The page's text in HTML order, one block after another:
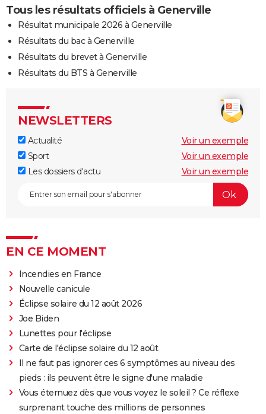
Tous les résultats officiels à Generville
Résultat municipale 2026 à Generville
Résultats du bac à Generville
Résultats du brevet à Generville
Résultats du BTS à Generville
NEWSLETTERS
Actualité
Voir un exemple
Sport
Voir un exemple
Les dossiers d'actu
Voir un exemple
EN CE MOMENT
Incendies en France
Nouvelle canicule
Éclipse solaire du 12 août 2026
Joe Biden
Lunettes pour l'éclipse
Carte de l'éclipse solaire du 12 août
Il ne faut pas ignorer ces 6 symptômes au niveau des
pieds : ils peuvent être le signe d'une maladie
Vous éternuez dès que vous voyez le soleil ? Ce réflexe
surprenant touche des millions de personnes